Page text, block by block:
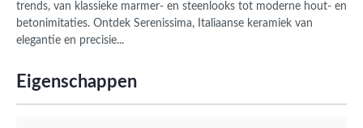
trends, van klassieke marmer- en steenlooks tot moderne hout- en
betonimitaties. Ontdek Serenissima, Italiaanse keramiek van
elegantie en precisie...
Eigenschappen